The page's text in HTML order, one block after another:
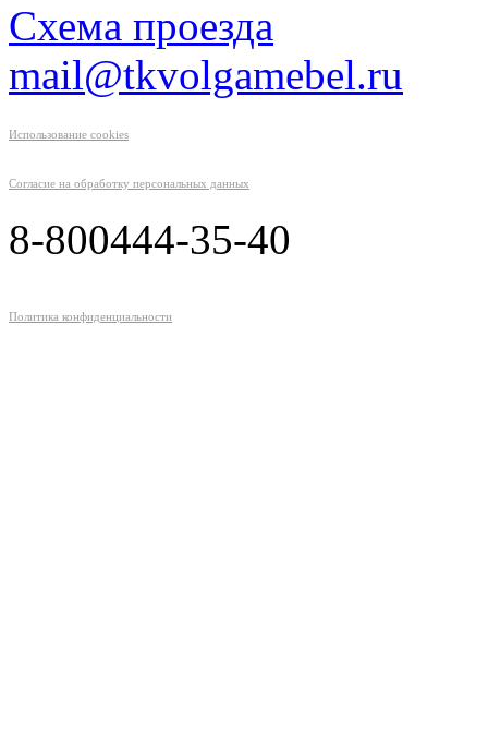
Схема проезда
mail@tkvolgamebel.ru
Использование cookies
Согласие на обработку персональных данных
8-800444-35-40
Политика конфиденциальности